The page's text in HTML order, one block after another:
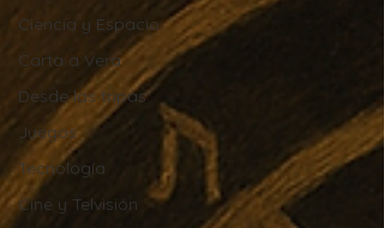
Ciencia y Espacio
Carta a Vera
Desde las tripas
Juegos
Tecnología
Cine y Telvisión